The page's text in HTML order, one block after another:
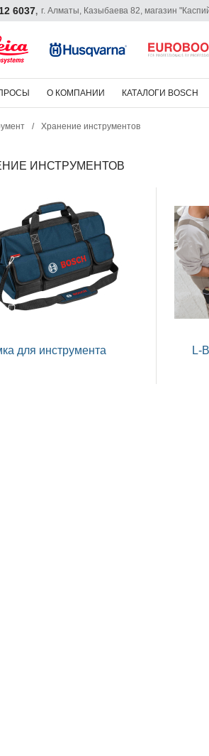
6037, г. Алматы, Казыбаева 82, магазин
О КОМПАНИИ КАТАЛОГИ BOSCH
/ Хранение инструментов
ИНСТРУМЕНТОВ
для инструмента L-